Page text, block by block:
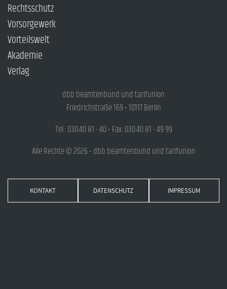
Rechtsschutz
Vorsorgewerk
Vorteilswelt
Akademie
Verlag
dbb beamtenbund und tarifunion
Friedrichstraße 169 • 10117 Berlin
Tel.: 030.40 81 - 40 • Fax: 030.40 81 - 49 99
Alle Rechte © 2026 • dbb beamtenbund und tarifunion
KONTAKT DATENSCHUTZ IMPRESSUM